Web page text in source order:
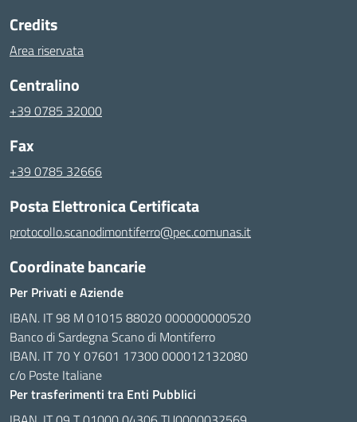
Credits
Area riservata
Centralino
+39 0785 32000
Fax
+39 0785 32666
Posta Elettronica Certificata
protocollo.scanodimontiferro@pec.comunas.it
Coordinate bancarie
Per Privati e Aziende
IBAN. IT 98 M 01015 88020 000000000520
Banco di Sardegna Scano di Montiferro
IBAN. IT 70 Y 07601 17300 000012132080
c/o Poste Italiane
Per trasferimenti tra Enti Pubblici